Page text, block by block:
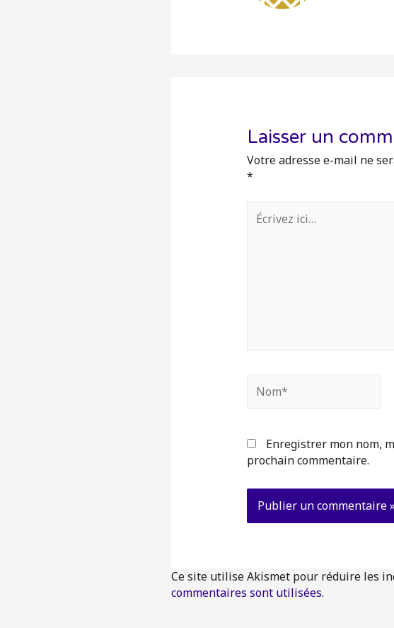
Laisser un
Votre adresse e-mail ne
*
Écrivez
ici…
Enregistrer mon nom,
prochain commentaire.
Ce site utilise Akismet pour réduire les
commentaires sont utilisées.